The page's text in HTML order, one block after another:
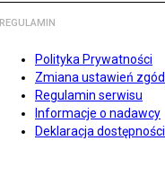
REGULAMIN
Polityka Prywatności
Zmiana ustawień zgód
Regulamin serwisu
Informacje o nadawcy
Deklaracja dostępności